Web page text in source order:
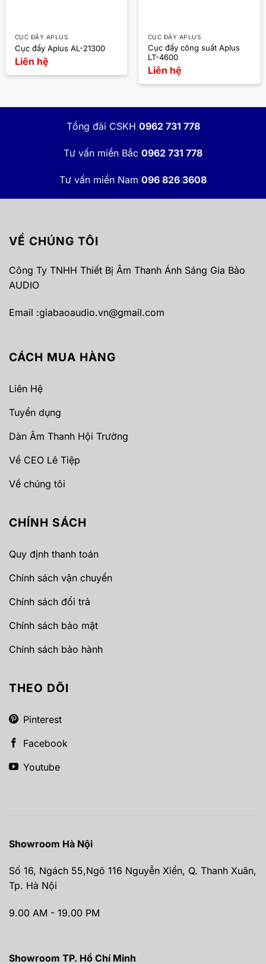
CỤC ĐẨY APLUS
Cục đẩy Aplus AL-21300
Liên hệ
CỤC ĐẨY APLUS
Cục đẩy công suất Aplus
LT-4600
Liên hệ
Tổng đài CSKH 0962 731 778
Tư vấn miền Bắc 0962 731 778
Tư vấn miền Nam 096 826 3608
VỀ CHÚNG TÔI
Công Ty TNHH Thiết Bị Âm Thanh Ánh Sáng Gia Bảo
AUDIO
Email :giabaoaudio.vn@gmail.com
CÁCH MUA HÀNG
Liên Hệ
Tuyển dụng
Dàn Âm Thanh Hội Trường
Về CEO Lê Tiệp
Về chúng tôi
CHÍNH SÁCH
Quy định thanh toán
Chính sách vận chuyển
Chính sách đổi trả
Chính sách bảo mật
Chính sách bảo hành
THEO DÕI
Pinterest
Facebook
Youtube
Showroom Hà Nội
Số 16, Ngách 55,Ngõ 116 Nguyễn Xiển, Q. Thanh Xuân,
Tp. Hà Nội
9.00 AM - 19.00 PM
Showroom TP. Hồ Chí Minh